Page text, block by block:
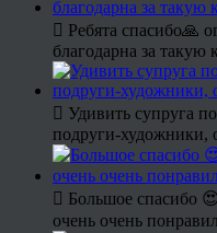
Ребята спасибо🙏
благодарна за такую
Удивить супруга
подруги-художники,
Большое спасибо
очень очень